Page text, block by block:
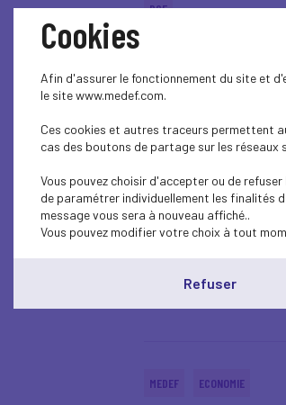
RSE
Lire l'article
MEDEF
La Sécurité
Lire l'article
MEDEF ECONOMIE
Cookies
Afin d'assurer le fonctionnement du site et
le site www.medef.com.
Ces cookies et autres traceurs permettent
cas des boutons de partage sur les
Vous pouvez choisir d'accepter ou de
de paramétrer individuellement les finalités
message vous sera à nouveau affiché..
Vous pouvez modifier votre choix à tout
Refuser